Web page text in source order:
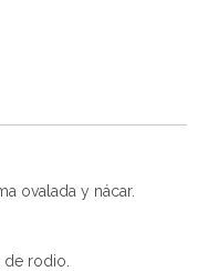
ovalada y nácar.
rodio.